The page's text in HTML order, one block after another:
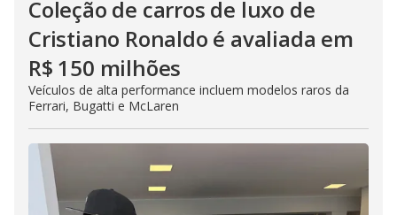
Coleção de carros de luxo de
Cristiano Ronaldo é avaliada em
R$ 150 milhões
Veículos de alta performance incluem modelos raros da
Ferrari, Bugatti e McLaren